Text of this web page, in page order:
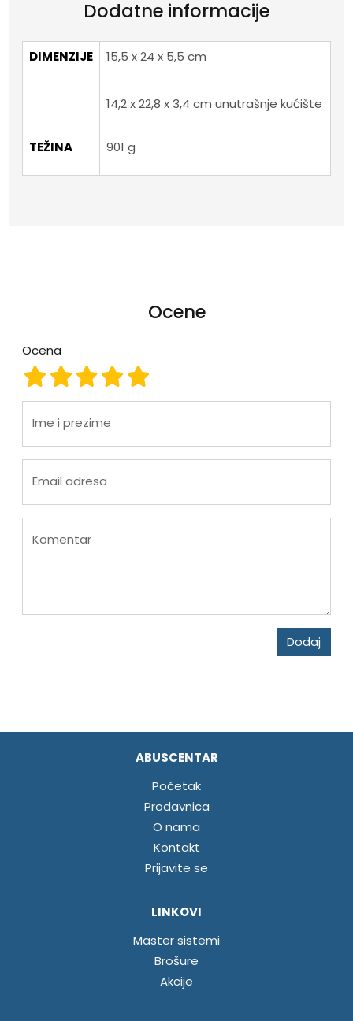
Dodatne informacije
DIMENZIJE 15,5 x 24 x 5,5 cm
14,2 x 22,8 x 3,4 cm unutrašnje kućište
TEŽINA 901 g
Ocene
Ocena
Ocena 5
Ocena 4
Ocena 3
Ocena 2
Ocena 1
Ime i prezime
Email adresa
Komentar
Dodaj
ABUSCENTAR
Početak
Prodavnica
O nama
Kontakt
Prijavite se
LINKOVI
Master sistemi
Brošure
Akcije